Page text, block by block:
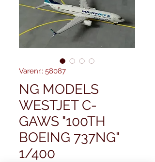
Varenr.: 58087
NG MODELS
WESTJET C-
GAWS "100TH
BOEING 737NG"
1/400